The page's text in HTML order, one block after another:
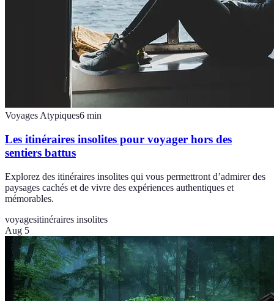
Voyages Atypiques6 min
Les itinéraires insolites pour voyager hors des
sentiers battus
Explorez des itinéraires insolites qui vous permettront d’admirer des
paysages cachés et de vivre des expériences authentiques et
mémorables.
voyagesitinéraires insolites
Aug 5